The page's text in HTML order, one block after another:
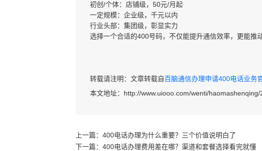
初创/个体：店铺级，50元/月起
一定规模：企业级，千元以内
行业头部：集团级，彰显实力
选择一个合适的400号码，不仅能提升通信效率，更能推
转载请注明：文章转载自百脑通信办理申请400电话业务
本文地址： http://www.uiooo.com/wenti/
上一篇： 400电话办理为什么重要？三个价值说明白了
下一篇： 400电话办理费用差在哪？渠道和套餐选择看完就懂